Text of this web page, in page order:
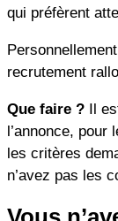
qui préfèrent
recrutement
Que faire ? Il
l’annonce,
les critères
n’avez pas les